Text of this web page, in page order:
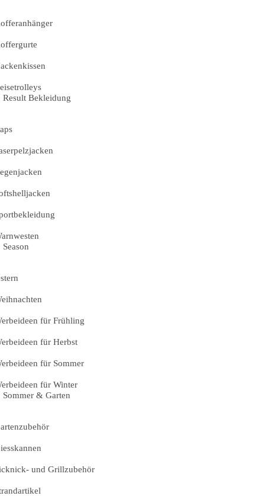
Result Bekleidung
Season
für Frühling
für Herbst
für Sommer
für Winter
Sommer & Garten
und Grillzubehör